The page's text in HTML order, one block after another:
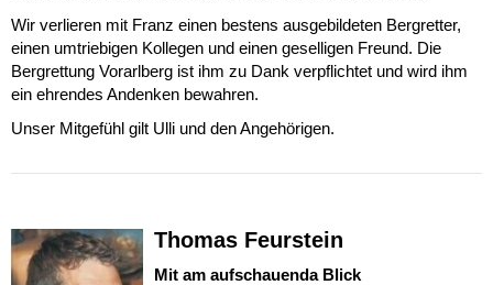
Wir verlieren mit Franz einen bestens ausgebildeten Bergretter,
einen umtriebigen Kollegen und einen geselligen Freund. Die
Bergrettung Vorarlberg ist ihm zu Dank verpflichtet und wird ihm
ein ehrendes Andenken bewahren.
Unser Mitgefühl gilt Ulli und den Angehörigen.
Thomas Feurstein
Mit am aufschauenda Blick